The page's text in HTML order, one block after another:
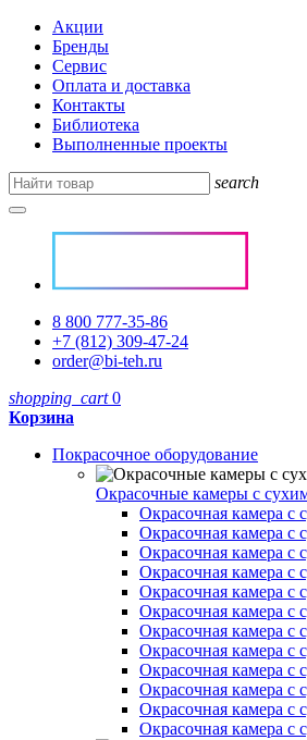
Акции
Бренды
Сервис
Оплата и доставка
Контакты
Библиотека
Выполненные проекты
search
8 800 777-35-86
+7 (812) 309-47-24
order@bi-teh.ru
shopping_cart 0
Корзина
Покрасочное оборудование
Окрасочные камеры с
Окрасочная камера с
Окрасочная камера с
Окрасочная камера с
Окрасочная камера с
Окрасочная камера с
Окрасочная камера с
Окрасочная камера с
Окрасочная камера с
Окрасочная камера с
Окрасочная камера с
Окрасочная камера с
Окрасочная камера с